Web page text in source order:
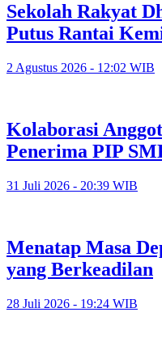
Sekolah Rakyat
Putus Rantai
2 Agustus 2026 - 12:02 WIB
Kolaborasi
Penerima PIP
31 Juli 2026 - 20:39 WIB
Menatap Masa
yang Berkeadilan
28 Juli 2026 - 19:24 WIB